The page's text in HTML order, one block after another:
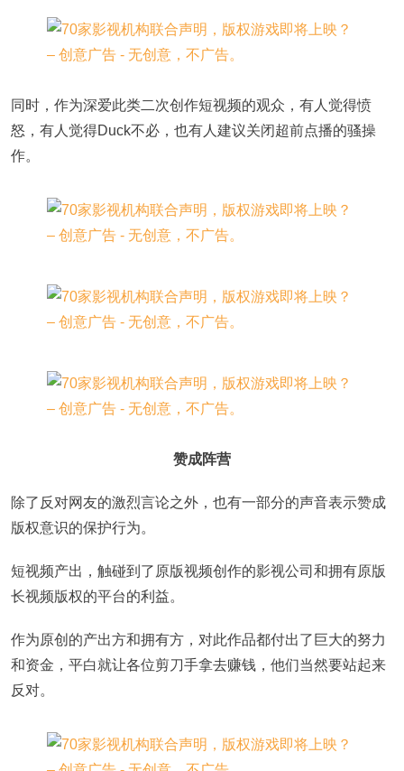
同时，作为深爱此类二次创作短视频的观众，有人觉得愤
怒，有人觉得Duck不必，也有人建议关闭超前点播的骚操
作。
赞成阵营
除了反对网友的激烈言论之外，也有一部分的声音表示赞成
版权意识的保护行为。
短视频产出，触碰到了原版视频创作的影视公司和拥有原版
长视频版权的平台的利益。
作为原创的产出方和拥有方，对此作品都付出了巨大的努力
和资金，平白就让各位剪刀手拿去赚钱，他们当然要站起来
反对。